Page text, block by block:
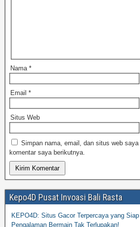
Nama *
Email *
Situs Web
Simpan nama, email, dan situs web
komentar saya berikutnya.
Kepo4D Pusat Invoasi Bali Rasta
KEPO4D: Situs Gacor Terpercaya yang
Pengalaman Bermain Tak Terlupakan!